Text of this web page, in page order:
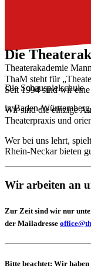
Theaterakademie
Die Schauspielschule
in Baden-Württemberg
Die
ThaM steht für
Seit 1994 sind wir
Wir sind die einzige
Theaterpraxis und
Wer bei uns lehrt,
Rhein-Neckar bieten
Wir arbeiten an
Zur Zeit sind wir nur
der Mailadresse
Bitte beachtet: Wir haben